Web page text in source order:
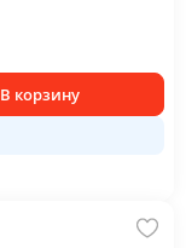
В корзину